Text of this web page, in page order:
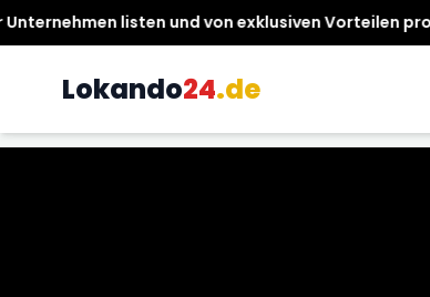
Vorteilen profitieren! ✨ Lokando24.de -
Lokando24.de